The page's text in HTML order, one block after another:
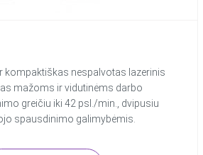
kompaktiškas nespalvotas lazerinis
mažoms ir vidutinėms darbo
greičiu iki 42 psl./min., dvipusiu
spausdinimo galimybėmis.